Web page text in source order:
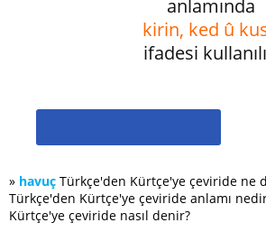
anlamında
kirin, ked û
ifadesi
» havuç Türkçe'den Kürtçe'ye çeviride ne
Türkçe'den Kürtçe'ye çeviride anlamı
Kürtçe'ye çeviride nasıl denir?